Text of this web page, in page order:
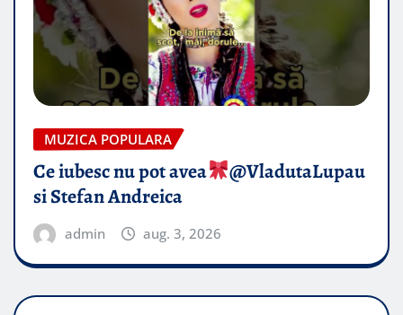
MUZICA POPULARA
Ce iubesc nu pot avea
​@VladutaLupau
si Stefan Andreica
admin aug. 3, 2026